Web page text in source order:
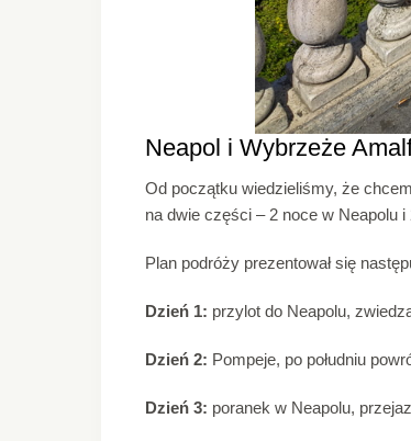
Neapol i Wybrzeże
Od początku wiedzieliśmy, że
na dwie części – 2 noce w Neapolu
Plan podróży prezentował się
Dzień 1: przylot do Neapolu,
Dzień 2: Pompeje, po południu
Dzień 3: poranek w Neapolu,